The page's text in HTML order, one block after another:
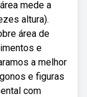
mede a
altura).
área de
e
a melhor
e figuras
com